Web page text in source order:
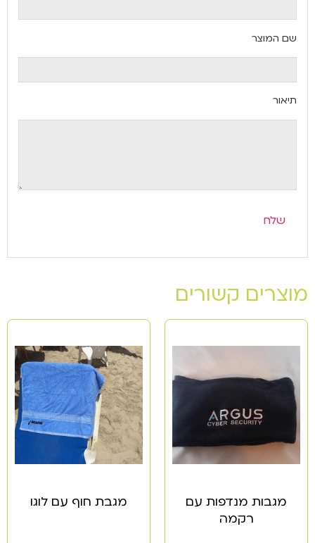
שם המוצר
תיאור
מוצרים קשורים
מגבות מנדפות עם
רקמה
מגבת חוף עם לוגו